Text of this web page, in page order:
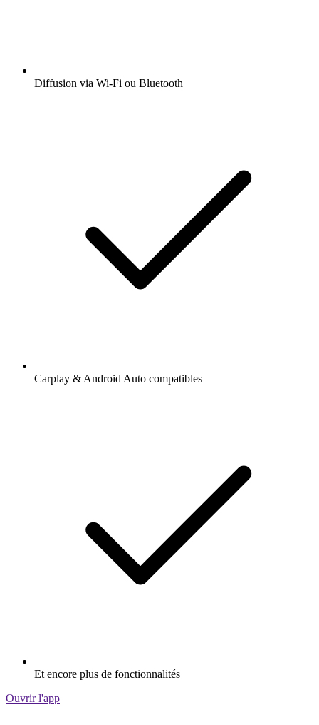
Diffusion via Wi-Fi ou Bluetooth
Carplay & Android Auto compatibles
Et encore plus de fonctionnalités
Ouvrir l'app